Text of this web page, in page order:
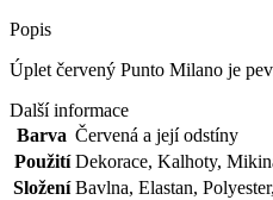
Popis
Úplet červený Punto Milano je
Další informace
Barva Červená a její odstíny
Použití Dekorace, Kalhoty,
Složení Bavlna, Elastan, Polyester,